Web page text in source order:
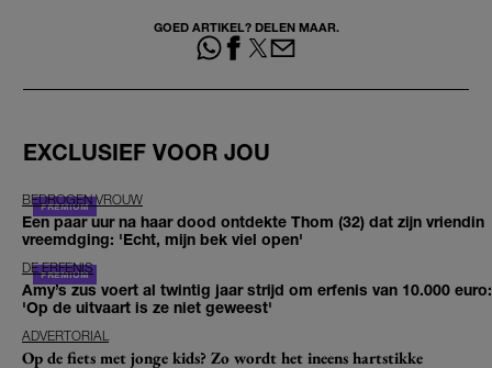
GOED ARTIKEL? DELEN MAAR.
EXCLUSIEF VOOR JOU
BEDROGEN VROUW
Een paar uur na haar dood ontdekte Thom (32) dat zijn vriendin
vreemdging: 'Echt, mijn bek viel open'
DE ERFENIS
Amy’s zus voert al twintig jaar strijd om erfenis van 10.000 euro:
'Op de uitvaart is ze niet geweest'
ADVERTORIAL
Op de fiets met jonge kids? Zo wordt het ineens hartstikke